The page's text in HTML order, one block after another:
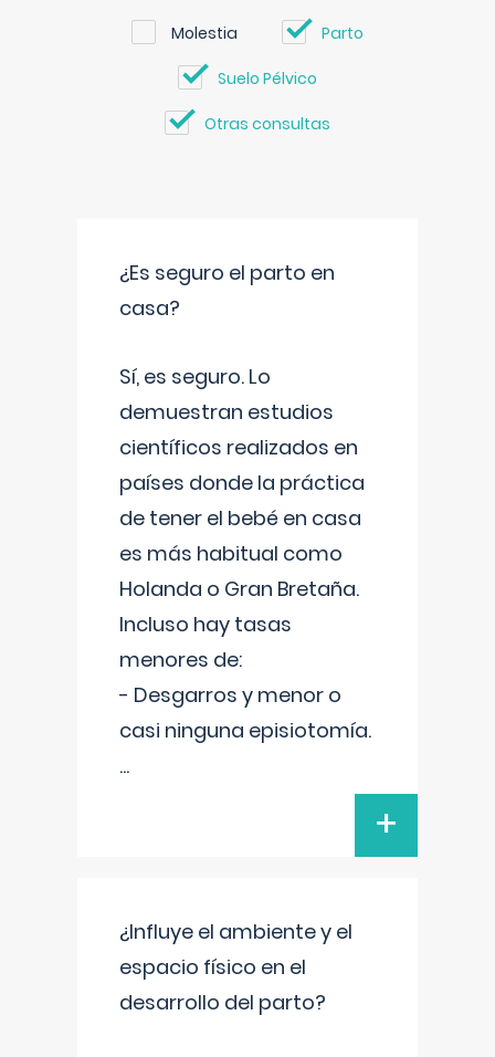
Molestia Parto
Suelo Pélvico
Otras consultas
¿Es seguro el parto en
casa?
Sí, es seguro. Lo
demuestran estudios
científicos realizados en
países donde la práctica
de tener el bebé en casa
es más habitual como
Holanda o Gran Bretaña.
Incluso hay tasas
menores de:
- Desgarros y menor o
casi ninguna episiotomía.
...
+
¿Influye el ambiente y el
espacio físico en el
desarrollo del parto?